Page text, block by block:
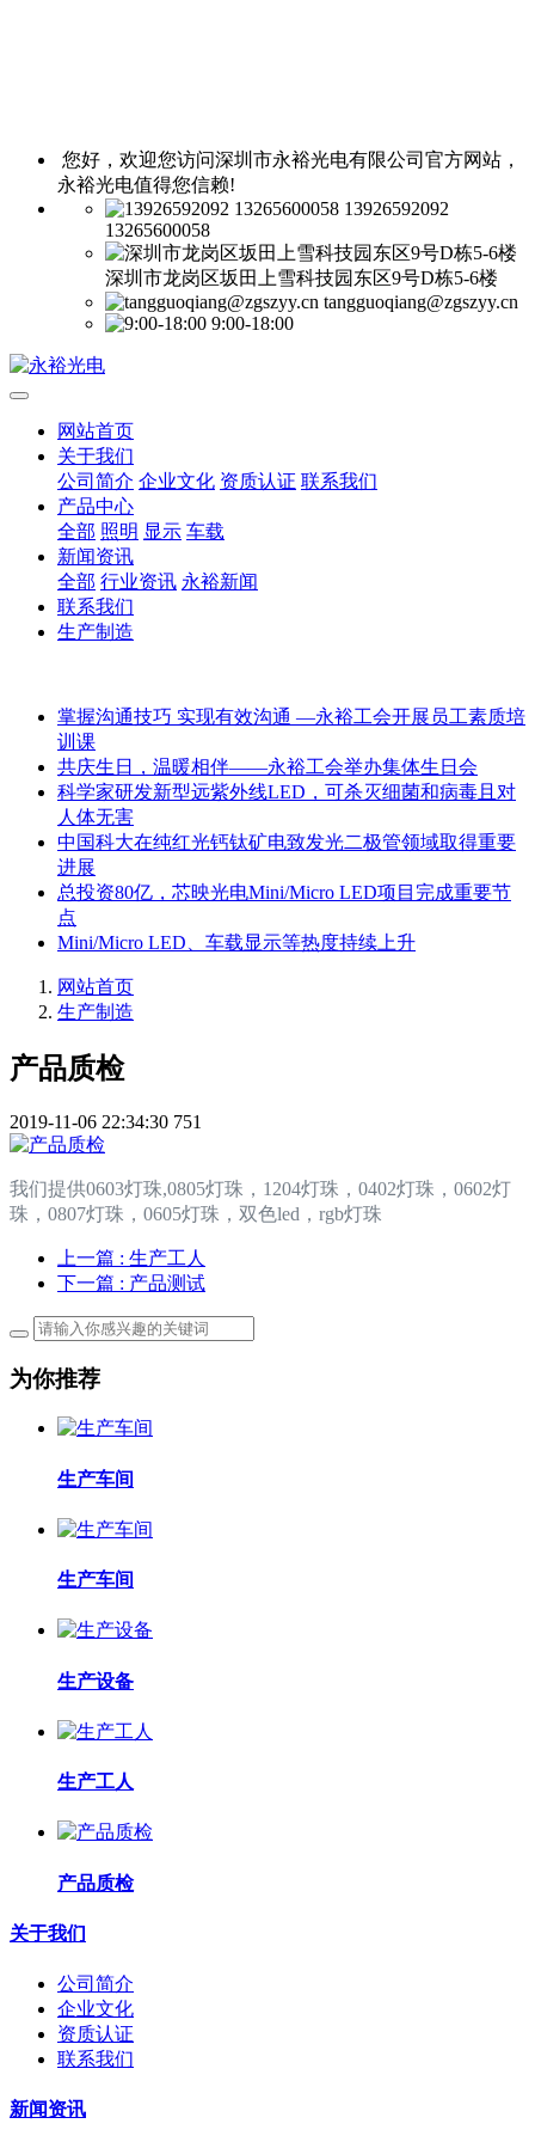
您好，欢迎您访问深圳市永裕光电有限公司官方网站，
永裕光电值得您信赖!
13926592092
13265600058
深圳市龙岗区坂田上雪科技园东区9号D栋5-6楼
tangguoqiang@zgszyy.cn
9:00-18:00
网站首页
关于我们
公司简介 企业文化 资质认证 联系我们
产品中心
全部 照明 显示 车载
新闻资讯
全部 行业资讯 永裕新闻
联系我们
生产制造
掌握沟通技巧 实现有效沟通 —永裕工会开展员工素质培
训课
共庆生日，温暖相伴——永裕工会举办集体生日会
科学家研发新型远紫外线LED，可杀灭细菌和病毒且对
人体无害
中国科大在纯红光钙钛矿电致发光二极管领域取得重要
进展
总投资80亿，芯映光电Mini/Micro LED项目完成重要节
点
Mini/Micro LED、车载显示等热度持续上升
网站首页
生产制造
产品质检
2019-11-06 22:34:30 751
我们提供0603灯珠,0805灯珠，1204灯珠，0402灯珠，0602灯
珠，0807灯珠，0605灯珠，双色led，rgb灯珠
上一篇 : 生产工人
下一篇 : 产品测试
为你推荐
生产车间
生产车间
生产设备
生产工人
产品质检
关于我们
公司简介
企业文化
资质认证
联系我们
新闻资讯